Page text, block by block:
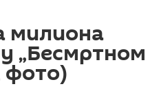
милиона
„Бесмртном
фото)